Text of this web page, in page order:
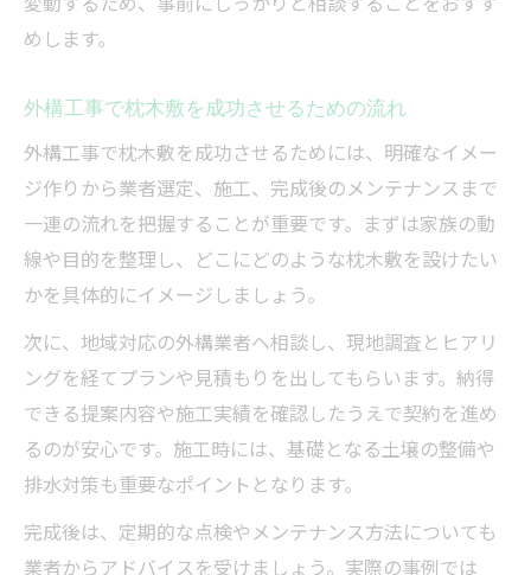
外構工事と枕木敷のコストバランスを考え
る
納得できる枕木敷の外構工事を実現するために
外構工事で理想の枕木敷を実現する業者選
び
外構工事後の枕木メンテナンスのポイント
施工事例から学ぶ外構工事の成功パターン
外構工事の打ち合わせで確認すべき事項
枕木敷外構工事の満足度を高めるための工
夫
めします。
外構工事で枕木敷を成功させるための流れ
外構工事で枕木敷を成功させるためには、明確なイメー
ジ作りから業者選定、施工、完成後のメンテナンスまで
一連の流れを把握することが重要です。まずは家族の動
線や目的を整理し、どこにどのような枕木敷を設けたい
かを具体的にイメージしましょう。
次に、地域対応の外構業者へ相談し、現地調査とヒアリ
ングを経てプランや見積もりを出してもらいます。納得
できる提案内容や施工実績を確認したうえで契約を進め
るのが安心です。施工時には、基礎となる土壌の整備や
排水対策も重要なポイントとなります。
完成後は、定期的な点検やメンテナンス方法についても
業者からアドバイスを受けましょう。実際の事例では